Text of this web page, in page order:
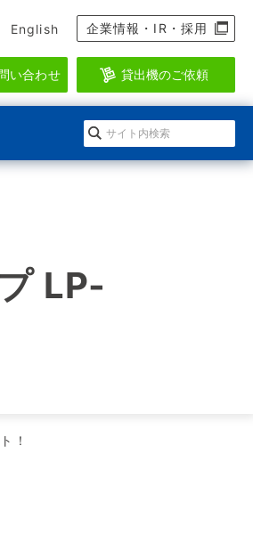
English 企業情報・IR・採用
い合わせ 貸出機のご依頼
システムをLP-
！